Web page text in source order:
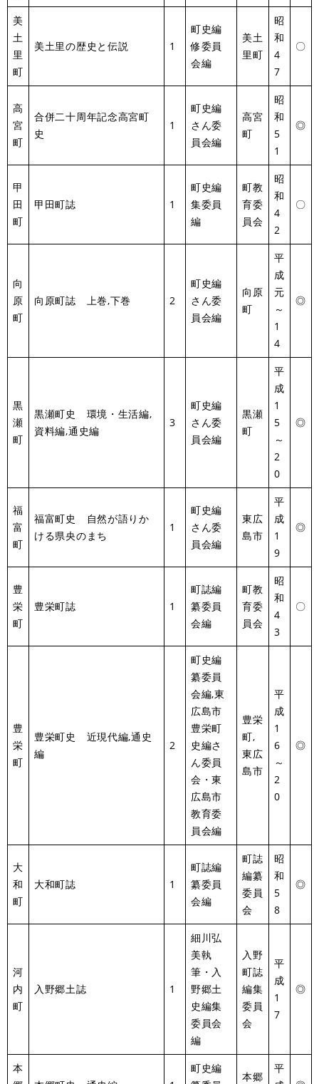
美
土
里
町
美土里の歴史と伝説 1
町史編
修委員
会編
美土
里町
昭
和
4
7
〇
高
宮
町
合併二十周年記念高宮町
史
1
町史編
さん委
員会編
高宮
町
昭
和
5
1
◎
甲
田
町
甲田町誌 1
町史編
集委員
編
町教
育委
員会
昭
和
4
2
〇
向
原
町
向原町誌 上巻,下巻 2
町史編
さん委
員会編
向原
町
平
成
元
～
1
4
◎
黒
瀬
町
黒瀬町史 環境・生活編,
資料編,通史編
3
町史編
さん委
員会編
黒瀬
町
平
成
1
5
～
2
0
◎
福
富
町
福富町史 自然が語りか
ける県央のまち
1
町史編
さん委
員会編
東広
島市
平
成
1
9
◎
豊
栄
町
豊栄町誌 1
町誌編
纂委員
会編
町教
育委
員会
昭
和
4
3
〇
豊
栄
町
豊栄町史 近現代編,通史
編
2
町史編
纂委員
会編,東
広島市
豊栄町
史編さ
ん委員
会・東
広島市
教育委
員会編
豊栄
町,
東広
島市
平
成
1
6
～
2
0
◎
大
和
町
大和町誌 1
町誌編
纂委員
会編
町誌
編纂
委員
会
昭
和
5
8
◎
河
内
町
入野郷土誌 1
細川弘
美執
筆・入
野郷土
史編集
委員会
編
入野
町誌
編集
委員
会
平
成
1
7
◎
本
町史編
本郷
平